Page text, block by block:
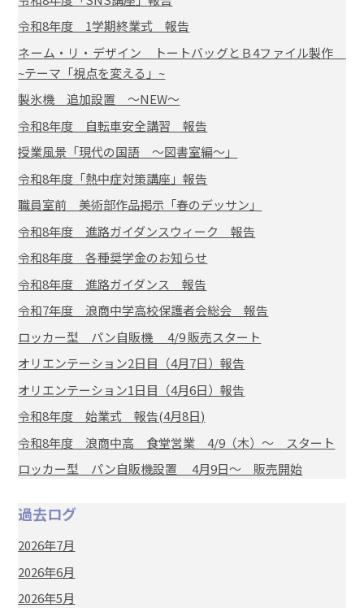
令和8年度 1学期終業式 報告
ネーム・リ・デザイン トートバッグとＢ4ファイル製作
~テーマ「視点を変える」~
製氷機 追加設置 ～NEW～
令和8年度 自転車安全講習 報告
授業風景「現代の国語 ～図書室編～」
令和8年度「熱中症対策講座」報告
職員室前 美術部作品掲示「春のデッサン」
令和8年度 進路ガイダンスウィーク 報告
令和8年度 各種奨学金のお知らせ
令和8年度 進路ガイダンス 報告
令和7年度 浪商中学高校保護者会総会 報告
ロッカー型 パン自販機 4/9 販売スタート
オリエンテーション2日目（4月7日）報告
オリエンテーション1日目（4月6日）報告
令和8年度 始業式 報告(4月8日)
令和8年度 浪商中高 食堂営業 4/9（木）～ スタート
ロッカー型 パン自販機設置 4月9日～ 販売開始
過去ログ
2026年7月
2026年6月
2026年5月